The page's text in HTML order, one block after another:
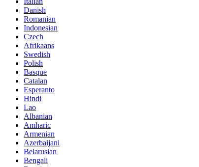
Danish
Romanian
Indonesian
Czech
Afrikaans
Swedish
Polish
Basque
Catalan
Esperanto
Hindi
Lao
Albanian
Amharic
Armenian
Azerbaijani
Belarusian
Bengali